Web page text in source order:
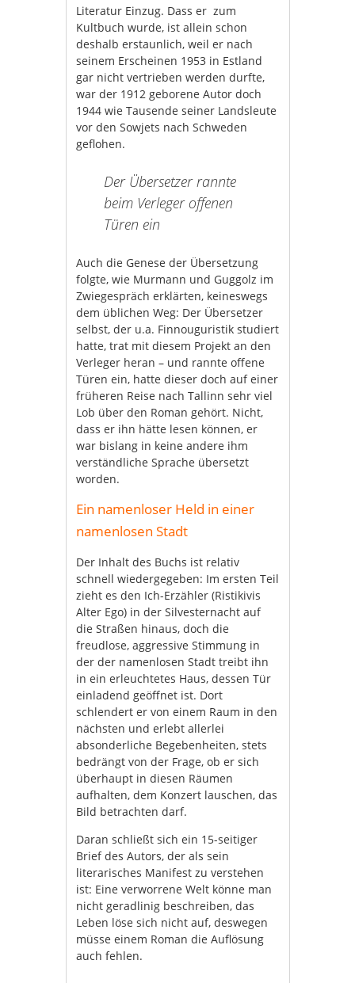
Literatur Einzug. Dass er zum
Kultbuch wurde, ist allein schon
deshalb erstaunlich, weil er nach
seinem Erscheinen 1953 in Estland
gar nicht vertrieben werden durfte,
war der 1912 geborene Autor doch
1944 wie Tausende seiner Landsleute
vor den Sowjets nach Schweden
geflohen.
Der Übersetzer rannte
beim Verleger offenen
Türen ein
Auch die Genese der Übersetzung
folgte, wie Murmann und Guggolz im
Zwiegespräch erklärten, keineswegs
dem üblichen Weg: Der Übersetzer
selbst, der u.a. Finnouguristik studiert
hatte, trat mit diesem Projekt an den
Verleger heran – und rannte offene
Türen ein, hatte dieser doch auf einer
früheren Reise nach Tallinn sehr viel
Lob über den Roman gehört. Nicht,
dass er ihn hätte lesen können, er
war bislang in keine andere ihm
verständliche Sprache übersetzt
worden.
Ein namenloser Held in einer
namenlosen Stadt
Der Inhalt des Buchs ist relativ
schnell wiedergegeben: Im ersten Teil
zieht es den Ich-Erzähler (Ristikivis
Alter Ego) in der Silvesternacht auf
die Straßen hinaus, doch die
freudlose, aggressive Stimmung in
der der namenlosen Stadt treibt ihn
in ein erleuchtetes Haus, dessen Tür
einladend geöffnet ist. Dort
schlendert er von einem Raum in den
nächsten und erlebt allerlei
absonderliche Begebenheiten, stets
bedrängt von der Frage, ob er sich
überhaupt in diesen Räumen
aufhalten, dem Konzert lauschen, das
Bild betrachten darf.
Daran schließt sich ein 15-seitiger
Brief des Autors, der als sein
literarisches Manifest zu verstehen
ist: Eine verworrene Welt könne man
nicht geradlinig beschreiben, das
Leben löse sich nicht auf, deswegen
müsse einem Roman die Auflösung
auch fehlen.